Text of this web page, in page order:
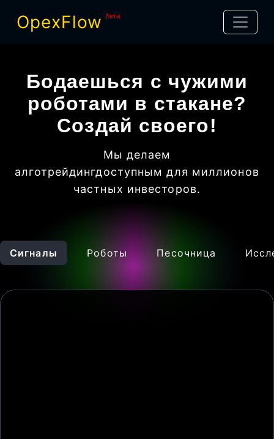
OpexFlow βeta
Бодаешься с чужими
роботами в стакане?
Создай своего!
Мы делаем
алготрейдингдоступным для миллионов
частных инвесторов.
Сигналы Роботы Песочница